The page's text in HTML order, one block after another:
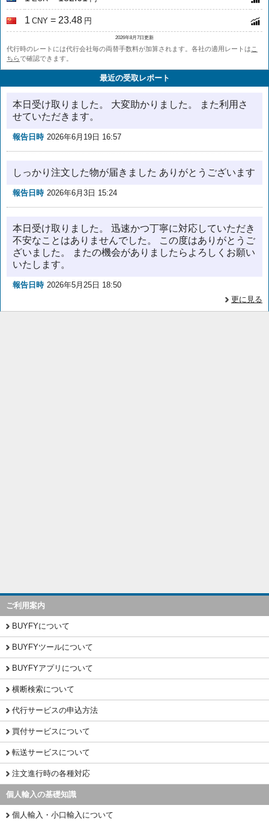
1 CNY = 23.48 円
2026年8月7日更新
代行時のレートには代行会社毎の両替手数料が加算されます。各社の適用レートは こ
ちらで確認できます。
最近の受取レポート
本日受け取りました。 大変助かりました。 また利用さ
せていただきます。
報告日時 2026年6月19日 16:57
しっかり注文した物が届きました ありがとうございます
報告日時 2026年6月3日 15:24
本日受け取りました。 迅速かつ丁寧に対応していただき
不安なことはありませんでした。 この度はありがとうご
ざいました。 またの機会がありましたらよろしくお願い
いたします。
報告日時 2026年5月25日 18:50
更に見る
ご利用案内
BUYFYについて
BUYFYツールについて
BUYFYアプリについて
横断検索について
代行サービスの申込方法
買付サービスについて
転送サービスについて
注文進行時の各種対応
個人輸入の基礎知識
個人輸入・小口輸入について